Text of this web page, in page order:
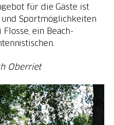
für die Gäste ist
Sportmöglichkeiten
ein Beach-
Oberriet